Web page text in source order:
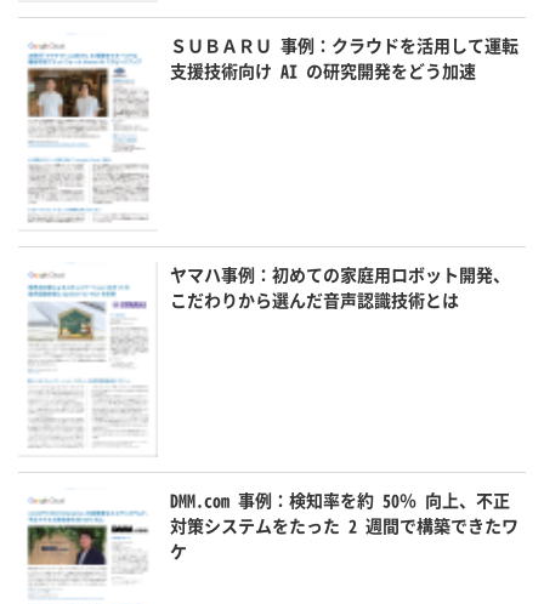
ＳＵＢＡＲＵ 事例：クラウドを活用して運転
支援技術向け AI の研究開発をどう加速
ヤマハ事例：初めての家庭用ロボット開発、
こだわりから選んだ音声認識技術とは
DMM.com 事例：検知率を約 50％ 向上、不正
対策システムをたった 2 週間で構築できたワ
ケ